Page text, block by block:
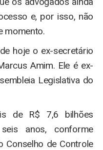
e, por isso, não
momento.
hoje o ex-secretário
Amim. Ele é ex-
Legislativa do
de R$ 7,6 bilhões
anos, conforme
Conselho de Controle